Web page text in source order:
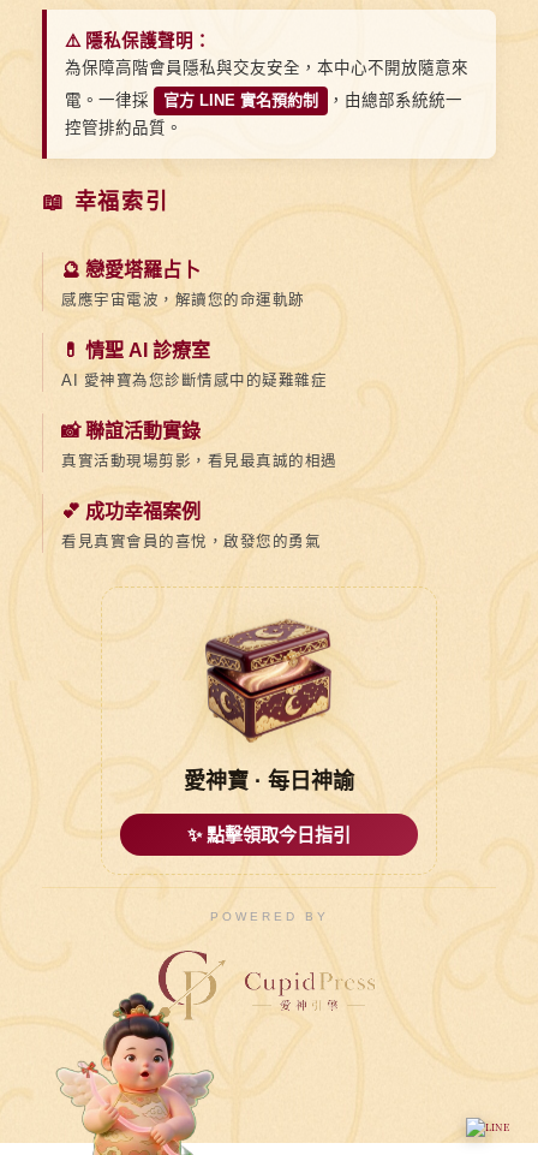
⚠️ 隱私保護聲明：
為保障高階會員隱私與交友安全，本中心不開放隨意來
電。一律採
官方 LINE 實名預約制
，由總部系統統一
控管排約品質。
📖 幸福索引
🔮 戀愛塔羅占卜
感應宇宙電波，解讀您的命運軌跡
💊 情聖 AI 診療室
AI 愛神寶為您診斷情感中的疑難雜症
📸 聯誼活動實錄
真實活動現場剪影，看見最真誠的相遇
💕 成功幸福案例
看見真實會員的喜悅，啟發您的勇氣
愛神寶 · 每日神諭
✨ 點擊領取今日指引
POWERED BY